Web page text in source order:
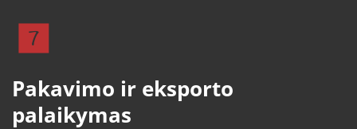
Pakavimo ir eksporto
palaikymas